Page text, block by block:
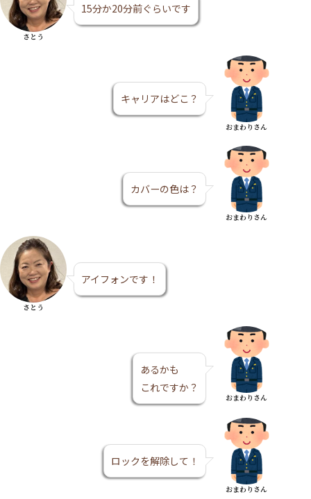
さとう
15分か20分前ぐらいです
キャリアはどこ？
おまわりさん
カバーの色は？
おまわりさん
さとう
アイフォンです！
あるかも
これですか？
おまわりさん
ロックを解除して！
おまわりさん